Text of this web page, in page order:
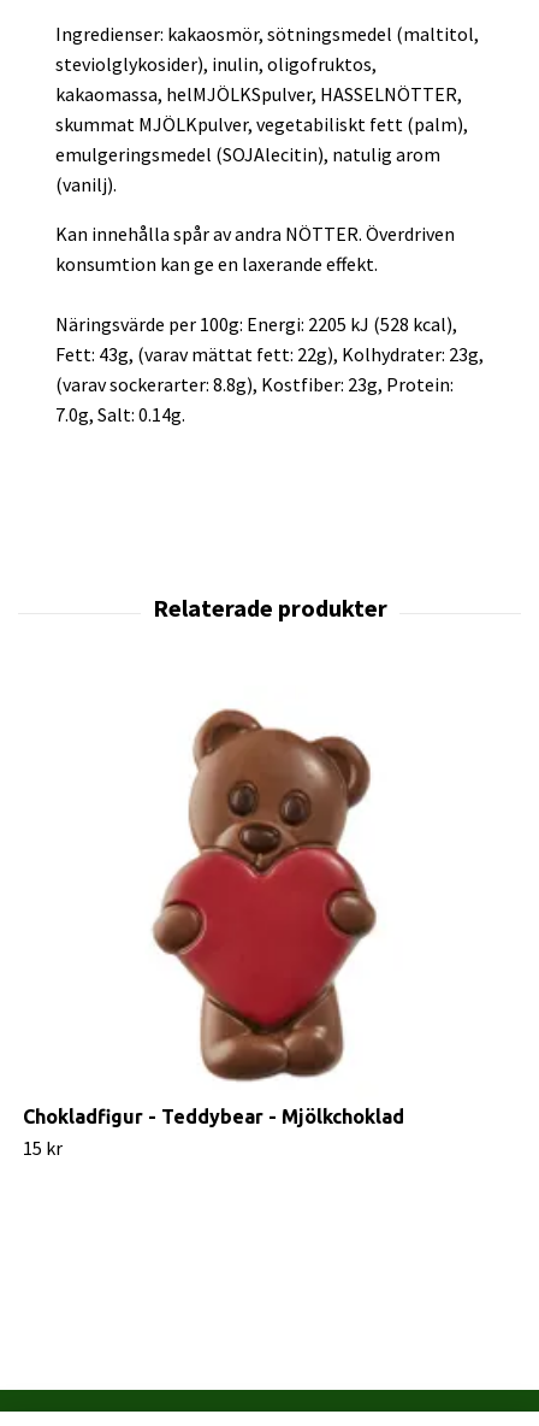
Ingredienser: kakaosmör, sötningsmedel (maltitol,
steviolglykosider), inulin, oligofruktos,
kakaomassa, helMJÖLKSpulver, HASSELNÖTTER,
skummat MJÖLKpulver, vegetabiliskt fett (palm),
emulgeringsmedel (SOJAlecitin), natulig arom
(vanilj).
Kan innehålla spår av andra NÖTTER. Överdriven
konsumtion kan ge en laxerande effekt.
Näringsvärde per 100g: Energi: 2205 kJ (528 kcal),
Fett: 43g, (varav mättat fett: 22g), Kolhydrater: 23g,
(varav sockerarter: 8.8g), Kostfiber: 23g, Protein:
7.0g, Salt: 0.14g.
Chokladfigur - Teddybear - Mjölkchoklad
15 kr